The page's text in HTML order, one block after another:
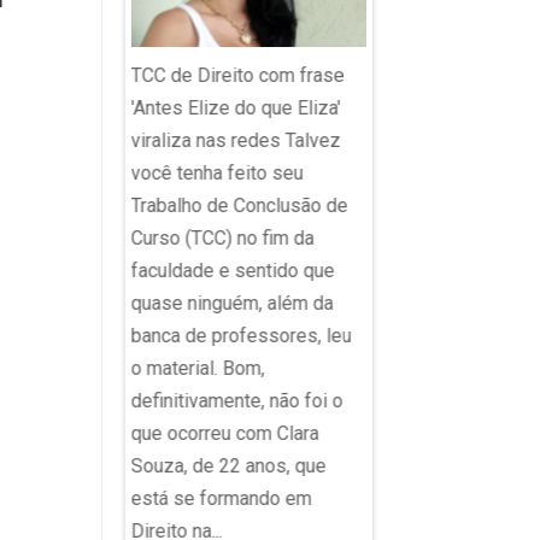
segunda-
TCC de Direito com frase
'Antes Elize do que Eliza'
viraliza nas redes Talvez
você tenha feito seu
Trabalho de Conclusão de
Curso (TCC) no fim da
faculdade e sentido que
quase ninguém, além da
banca de professores, leu
o material. Bom,
definitivamente, não foi o
que ocorreu com Clara
Souza, de 22 anos, que
está se formando em
Direito na...